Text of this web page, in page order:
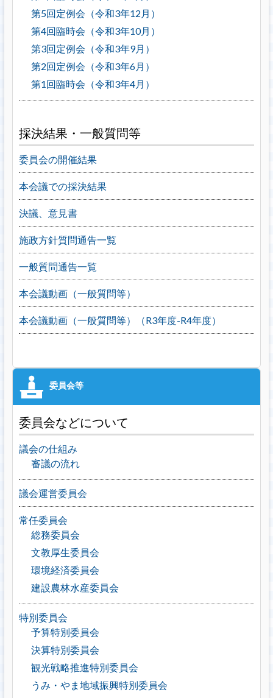
第5回定例会（令和3年12月）
第4回臨時会（令和3年10月）
第3回定例会（令和3年9月）
第2回定例会（令和3年6月）
第1回臨時会（令和3年4月）
採決結果・一般質問等
委員会の開催結果
本会議での採決結果
決議、意見書
施政方針質問通告一覧
一般質問通告一覧
本会議動画（一般質問等）
本会議動画（一般質問等）（R3年度-R4年度）
委員会などについて
議会の仕組み
審議の流れ
議会運営委員会
常任委員会
総務委員会
文教厚生委員会
環境経済委員会
建設農林水産委員会
特別委員会
予算特別委員会
決算特別委員会
観光戦略推進特別委員会
うみ・やま地域振興特別委員会